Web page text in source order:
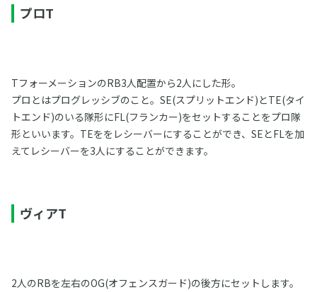
プロT
TフォーメーションのRB3人配置から2人にした形。
プロとはプログレッシブのこと。SE(スプリットエンド)とTE(タイ
トエンド)のいる隊形にFL(フランカー)をセットすることをプロ隊
形といいます。TEををレシーバーにすることができ、SEとFLを加
えてレシーバーを3人にすることができます。
ヴィアT
2人のRBを左右のOG(オフェンスガード)の後方にセットします。